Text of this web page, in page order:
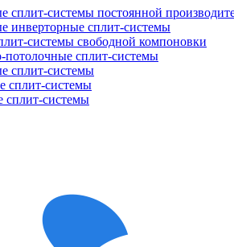
сплит-системы постоянной
инверторные сплит-системы
системы свободной компоновки
потолочные сплит-системы
сплит-системы
сплит-системы
сплит-системы